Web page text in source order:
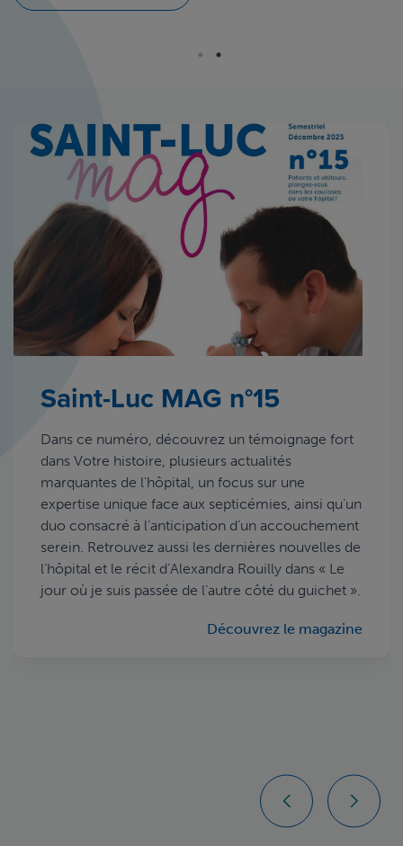
Insuffisance cardiaque :
une nouvelle piste
thérapeutique
L’insuffisance cardiaque touche environ 3 % de la
population belge et reste fatale pour un patient
sur deux dans les cinq ans. Face à ce pronostic
préoccupant, particulièrement chez les seniors,
une équipe des Cliniques universitaires Saint-Luc
publiée dans Cardiovascular Research, une
Saint-Luc MAG n°15
Dans ce numéro, découvrez un témoignage fort
dans Votre histoire, plusieurs actualités
marquantes de l’hôpital, un focus sur une
expertise unique face aux septicémies, ainsi qu’un
duo consacré à l’anticipation d’un accouchement
serein. Retrouvez aussi les dernières nouvelles de
l’hôpital et le récit d’Alexandra Rouilly dans « Le
jour où je suis passée de l’autre côté du guichet ».
Découvrez le magazine
La reconstruction de
Saint-Luc
La reconstruction de Saint-Luc est un vaste
programme qui s’étale jusqu’au début des années
2030. Véritable challenge, il consiste à configurer
Saint-Luc pour les prochaines décennies, sur le
même site, tout en maintenant l’activité pendant
les travaux. Il s’agit plus précisément d’un
programme de reconstruction et de rénovation :
nous rénovons ce qui peut l’être, nous